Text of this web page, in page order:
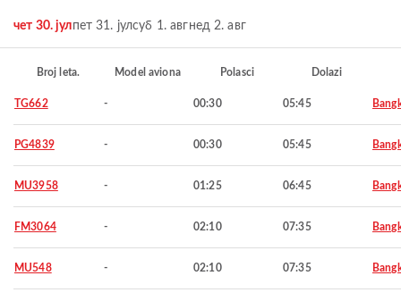
чет 30. јулпет 31. јулсуб 1. авгнед 2. авг
Broj leta. Model aviona Polasci Dolazi
TG662 - 00:30 05:45
PG4839 - 00:30 05:45
MU3958 - 01:25 06:45
FM3064 - 02:10 07:35
MU548 - 02:10 07:35